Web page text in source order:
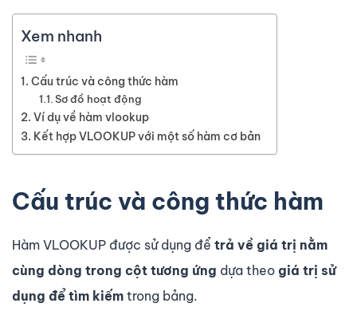
Xem nhanh
Cấu trúc và công thức hàm
Sơ đồ hoạt động
Ví dụ về hàm vlookup
Kết hợp VLOOKUP với một số hàm cơ bản
Cấu trúc và công thức hàm
Hàm VLOOKUP được sử dụng để trả về giá trị nằm
cùng dòng trong cột tương ứng dựa theo giá trị sử
dụng để tìm kiếm trong bảng.